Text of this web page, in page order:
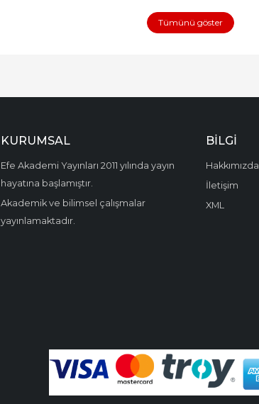
Tümünü göster
KURUMSAL
Efe Akademi Yayınları 2011 yılında yayın
hayatına başlamıştır.
Akademik ve bilimsel çalışmalar
yayınlamaktadır.
BILGI
Hakkımızda
İletişim
XML